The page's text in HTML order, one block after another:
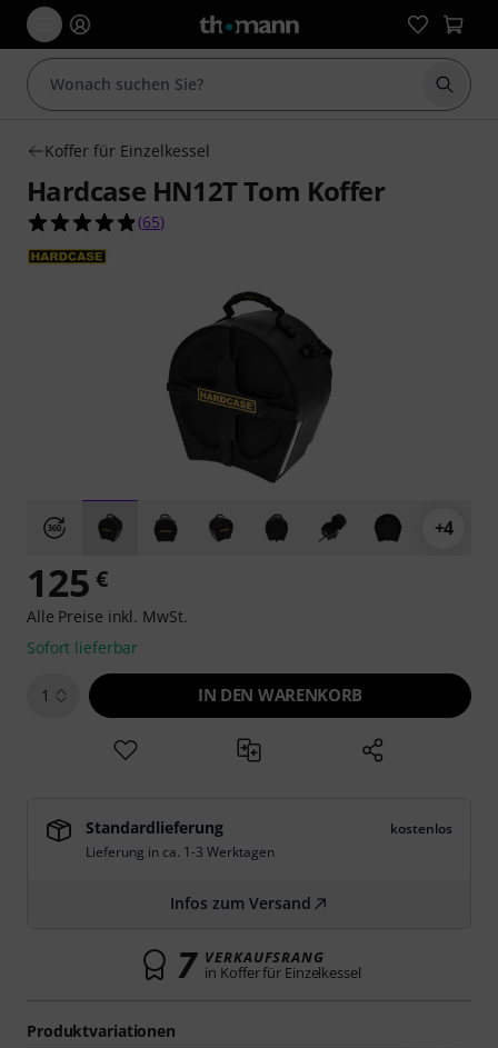
Suche
Koffer für Einzelkessel
Hardcase HN12T Tom Koffer
4.8 von 5 Sternen aus 65 Kundenbewertungen
(65)
+4
Produktvariationen
125 €
Alle Preise inkl. MwSt.
Sofort lieferbar
1 IN DEN WARENKORB
Standardlieferung
kostenlos
Lieferung in ca. 1-3 Werktagen
Infos zum Versand
7 VERKAUFSRANG
in Koffer für Einzelkessel